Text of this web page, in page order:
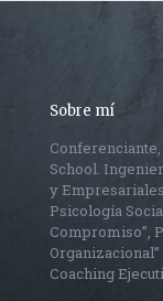
Sobre mí
School.
y
Psicología
Compromiso”,
Coaching